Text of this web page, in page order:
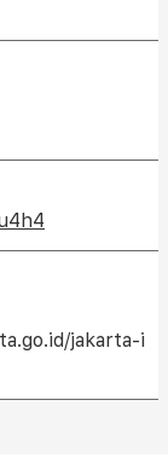
jakarta-i